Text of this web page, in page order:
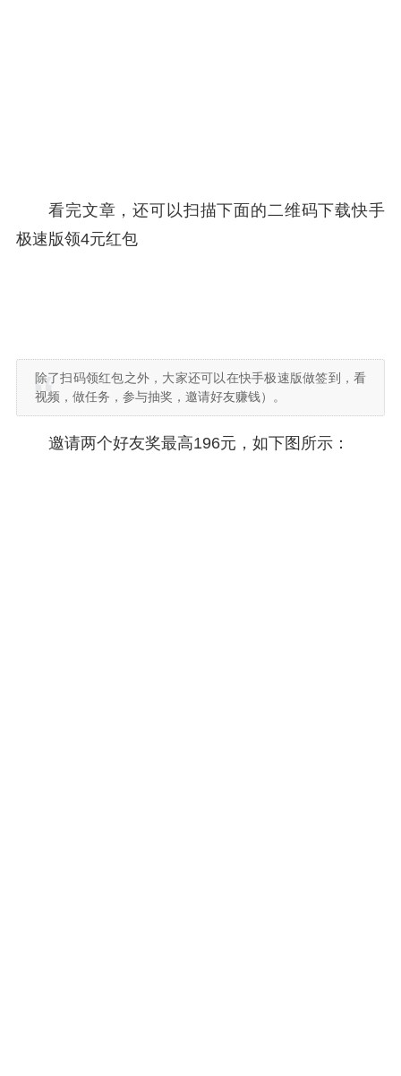
看完文章，还可以扫描下面的二维码下载快手
极速版领4元红包
除了扫码领红包之外，大家还可以在快手极速版做签到，看
视频，做任务，参与抽奖，邀请好友赚钱）。
邀请两个好友奖最高196元，如下图所示：